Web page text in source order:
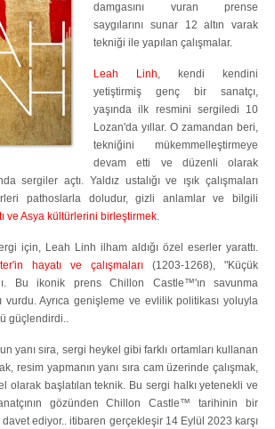
damgasını vuran prense
saygılarını sunar 12 altın varak
tekniği ile yapılan çalışmalar.
Leah Linh, kendi kendini
yetiştirmiş genç bir sanatçı,
yaşında ilk resmini sergiledi 10
Lozan'da yıllar. O zamandan beri,
tekniğini mükemmelleştirmeye
devam etti ve düzenli olarak
sergiler açtı. Yaldız ustalığı ve ışık çalışmaları
pathoslarla doludur, gizli anlamlar ve bilgili
ve Asya kültürlerini birleştirmek.
için, Leah Linh ilham aldığı özel eserler yarattı.
hayatı ve çalışmaları (1203-1268), "Küçük
Bu ikonik prens Chillon Castle™'ın savunma
vurdu. Ayrıca genişleme ve evlilik politikası yoluyla
güçlendirdi..
yanı sıra, sergi heykel gibi farklı ortamları kullanan
resim yapmanın yanı sıra cam üzerinde çalışmak,
olarak başlatılan teknik. Bu sergi halkı yetenekli ve
gözünden Chillon Castle™ tarihinin bir
ediyor.. itibaren gerçekleşir 14 Eylül 2023 karşı